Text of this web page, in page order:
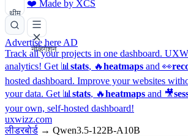
थीम
❤️ Made by XCS
नेव्हिगेशन
Advertise here AD
Track all your projects in one dashboard.
analytics! Get 📊 stats, 🔥heatmaps and 👀
hosted dashboard. Improve your websites
your data. Get 📊 stats, 🔥heatmaps and 🎥
your own, self-hosted dashboard!
uxwizz.com
लीडरबोर्ड → Qwen3.5-122B-A10B